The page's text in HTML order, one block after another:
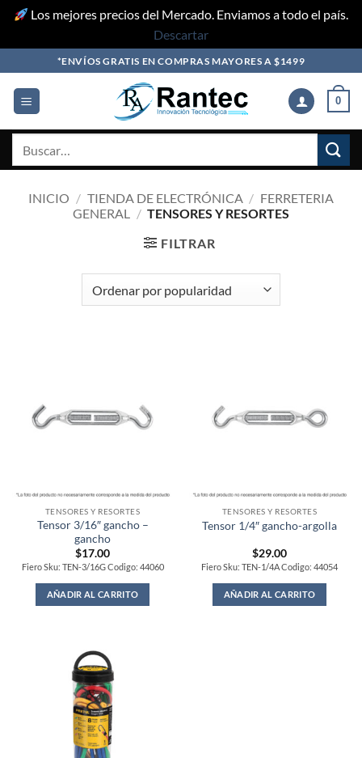
Los mejores precios del Mercado. Enviamos a todo el país.
Descartar
to
content
*ENVÍOS GRATIS EN COMPRAS MAYORES A $1499
0
INICIO / TIENDA DE ELECTRÓNICA / FERRETERIA
GENERAL / TENSORES Y RESORTES
FILTRAR
TENSORES Y RESORTES
Tensor 3/16″ gancho –
gancho
$17.00
Fiero Sku: TEN-3/16G Codigo: 44060
AÑADIR AL CARRITO
TENSORES Y RESORTES
Tensor 1/4″ gancho-argolla
$29.00
Fiero Sku: TEN-1/4A Codigo: 44054
AÑADIR AL CARRITO